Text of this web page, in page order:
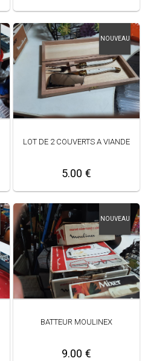
NOUVEAU
LOT DE 2 COUVERTS A VIANDE
5.00 €
NOUVEAU
BATTEUR MOULINEX
9.00 €